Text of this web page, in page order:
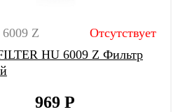
Z
Отсутствует
HU 6009 Z Фильтр
969 Р